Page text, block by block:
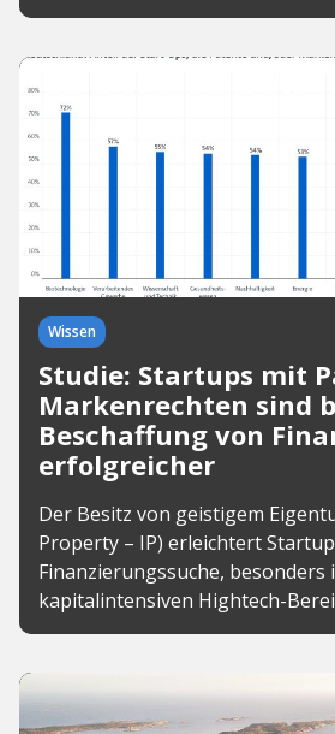
Wissen
Studie: Startups mit
Markenrechten sind
Beschaffung von
erfolgreicher
Der Besitz von geistigem
Property – IP) erleichtert
Finanzierungssuche, besonders
kapitalintensiven Hightech-